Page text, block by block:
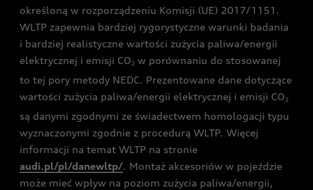
określoną w rozporządzeniu Komisji (UE) 2017/1151.
WLTP zapewnia bardziej rygorystyczne warunki badania
i bardziej realistyczne wartości zużycia paliwa/energii
elektrycznej i emisji CO2 w porównaniu do stosowanej
to tej pory metody NEDC. Prezentowane dane dotyczące
wartości zużycia paliwa/energii elektrycznej i emisji CO2
są danymi zgodnymi ze świadectwem homologacji typu
wyznaczonymi zgodnie z procedurą WLTP. Więcej
informacji na temat WLTP na stronie
audi.pl/pl/danewltp/. Montaż akcesoriów w pojeździe
może mieć wpływ na poziom zużycia paliwa/energii,